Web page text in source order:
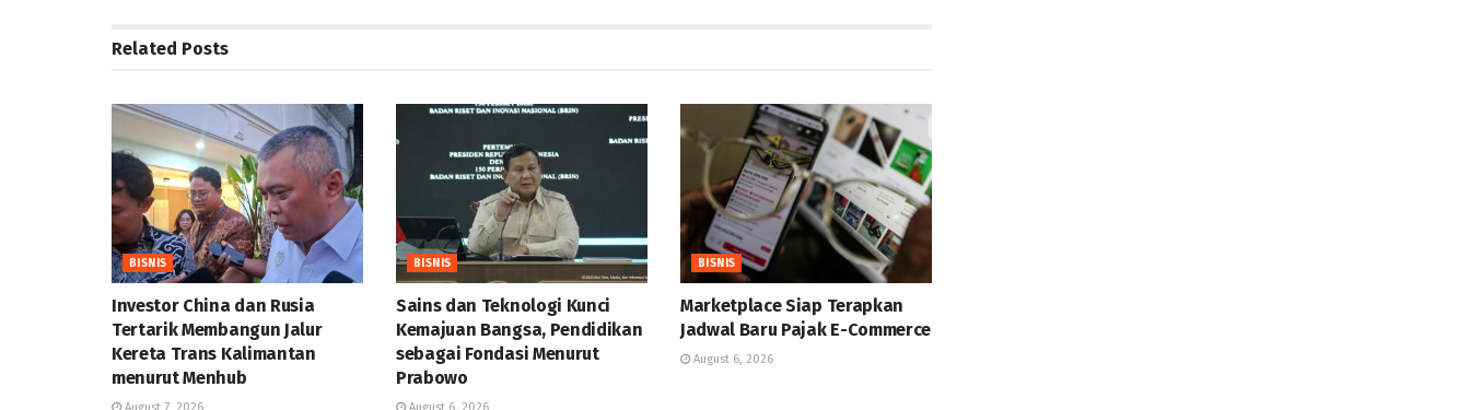
Related Posts
BISNIS
Investor China dan Rusia
Tertarik Membangun Jalur
Kereta Trans Kalimantan
menurut Menhub
BISNIS
Sains dan Teknologi Kunci
Kemajuan Bangsa, Pendidikan
sebagai Fondasi Menurut
Prabowo
BISNIS
Marketplace Siap Terapkan
Jadwal Baru Pajak E-Commerce
August 6, 2026